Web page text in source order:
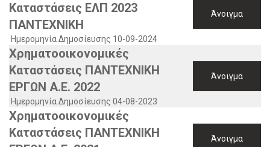
Καταστάσεις ΕΛΠ 2023
ΠΑΝΤΕΧΝΙΚΗ
Ημερομηνία Δημοσίευσης 10-09-2024
Άνοιγμα
Χρηματοοικονομικές
Καταστάσεις ΠΑΝΤΕΧΝΙΚΗ
ΕΡΓΩΝ Α.Ε. 2022
Ημερομηνία Δημοσίευσης 04-08-2023
Άνοιγμα
Χρηματοοικονομικές
Καταστάσεις ΠΑΝΤΕΧΝΙΚΗ
Άνοιγμα